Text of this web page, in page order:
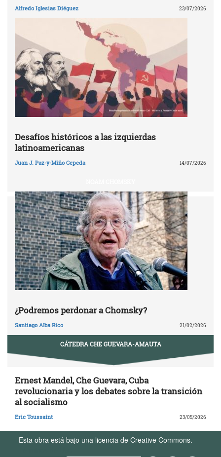
Alfredo Iglesias Diéguez 23/07/2026
Desafíos históricos a las izquierdas
latinoamericanas
Juan J. Paz-y-Miño Cepeda 14/07/2026
¿Podremos perdonar a Chomsky?
Santiago Alba Rico 21/02/2026
CÁTEDRA CHE GUEVARA-AMAUTA
Ernest Mandel, Che Guevara, Cuba
revolucionaria y los debates sobre la transición
al socialismo
Eric Toussaint 23/05/2026
Esta obra está bajo una licencia de Creative Commons.